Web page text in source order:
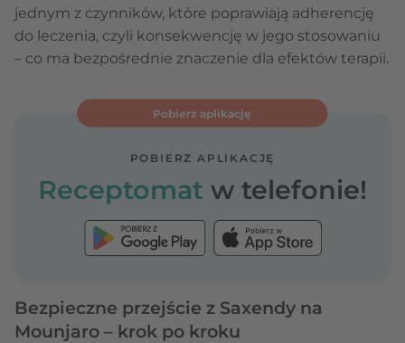
jednym z czynników, które poprawiają adherencję
do leczenia, czyli konsekwencję w jego stosowaniu
– co ma bezpośrednie znaczenie dla efektów terapii.
Pobierz aplikację
POBIERZ APLIKACJĘ
Receptomat w telefonie!
Bezpieczne przejście z Saxendy na
Mounjaro – krok po kroku